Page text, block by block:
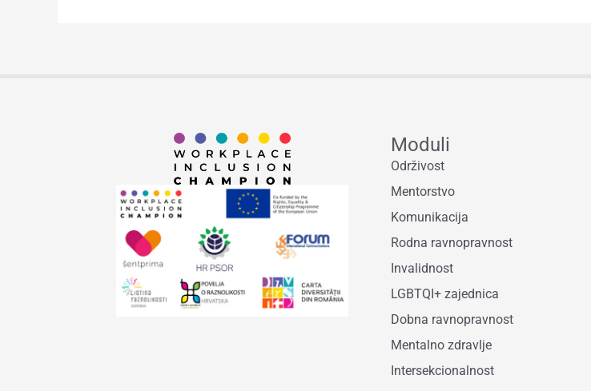
Moduli
Održivost
Mentorstvo
Komunikacija
Rodna ravnopravnost
Invalidnost
LGBTQI+ zajednica
Dobna ravnopravnost
Mentalno zdravlje
Intersekcionalnost